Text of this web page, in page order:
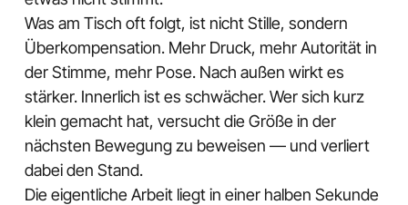
Was am Tisch oft folgt, ist nicht Stille, sondern
Überkompensation. Mehr Druck, mehr Autorität in
der Stimme, mehr Pose. Nach außen wirkt es
stärker. Innerlich ist es schwächer. Wer sich kurz
klein gemacht hat, versucht die Größe in der
nächsten Bewegung zu beweisen — und verliert
dabei den Stand.
Die eigentliche Arbeit liegt in einer halben Sekunde